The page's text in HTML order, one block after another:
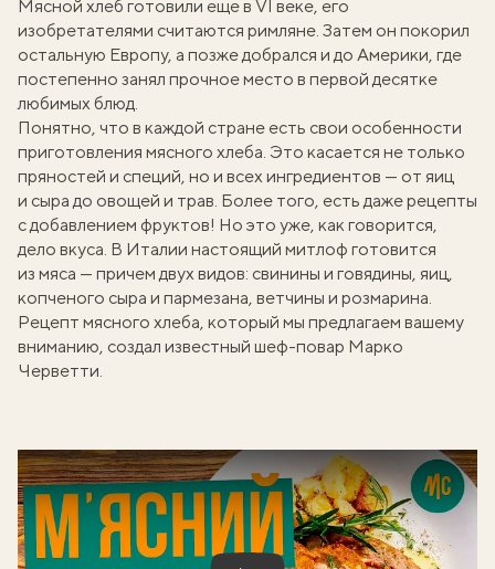
Мясной хлеб готовили еще в VI веке, его
изобретателями считаются римляне. Затем он покорил
остальную Европу, а позже добрался и до Америки, где
постепенно занял прочное место в первой десятке
любимых блюд.
Понятно, что в каждой стране есть свои особенности
приготовления мясного хлеба. Это касается не только
пряностей и специй, но и всех ингредиентов — от яиц
и сыра до овощей и трав. Более того, есть даже рецепты
с добавлением фруктов! Но это уже, как говорится,
дело вкуса. В Италии настоящий митлоф готовится
из мяса — причем двух видов: свинины и говядины, яиц,
копченого сыра и пармезана, ветчины и розмарина.
Рецепт мясного хлеба, который мы предлагаем вашему
вниманию, создал известный шеф-повар Марко
Черветти.